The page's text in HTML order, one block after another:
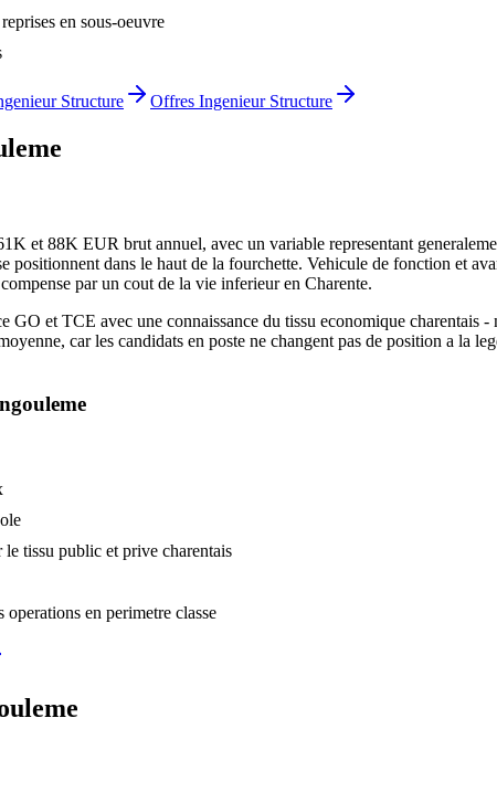
en sous-oeuvre
Structure Offres Ingenieur Structure
et 88K EUR brut annuel, avec un variable representant
dans le haut de la fourchette. Vehicule de fonction et
par un cout de la vie inferieur en Charente.
et TCE avec une connaissance du tissu economique
car les candidats en poste ne changent pas de position a la
tissu public et prive charentais
en perimetre classe